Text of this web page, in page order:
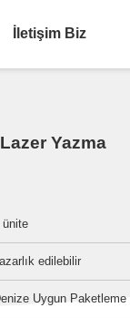
İletişim Biz
Yazma
ünite
edilebilir
Uygun